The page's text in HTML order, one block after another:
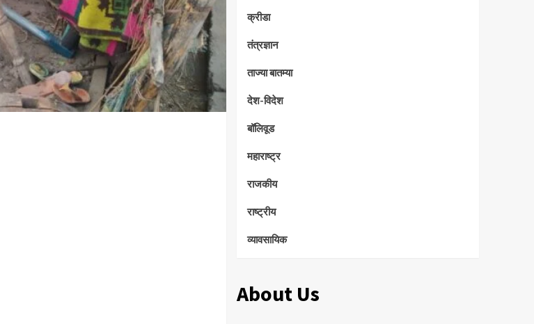
क्रीडा
तंत्रज्ञान
ताज्या बातम्या
देश-विदेश
बॉलिवूड
महाराष्ट्र
राजकीय
राष्ट्रीय
व्यावसायिक
About Us